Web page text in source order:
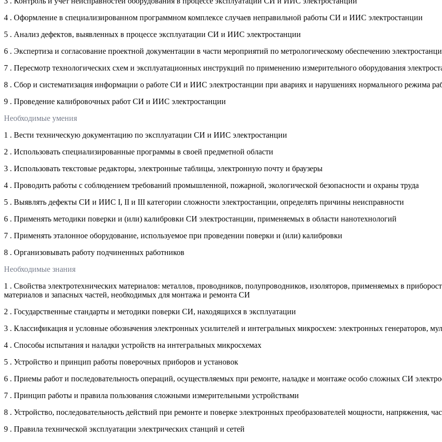
4 . Оформление в специализированном программном комплексе случаев неправильной работы СИ и ИИС электростанции
5 . Анализ дефектов, выявленных в процессе эксплуатации СИ и ИИС электростанции
6 . Экспертиза и согласование проектной документации в части мероприятий по метрологическому обеспечению
7 . Пересмотр технологических схем и эксплуатационных инструкций по применению измерительного оборудования
8 . Сбор и систематизация информации о работе СИ и ИИС электростанции при авариях и нарушениях нормального режима
9 . Проведение калибровочных работ СИ и ИИС электростанции
Необходимые умения
1 . Вести техническую документацию по эксплуатации СИ и ИИС электростанции
2 . Использовать специализированные программы в своей предметной области
3 . Использовать текстовые редакторы, электронные таблицы, электронную почту и браузеры
4 . Проводить работы с соблюдением требований промышленной, пожарной, экологической безопасности и охраны труда
5 . Выявлять дефекты СИ и ИИС I, II и III категории сложности электростанции, определять причины неисправности
6 . Применять методики поверки и (или) калибровки СИ электростанции, применяемых в области нанотехнологий
7 . Применять эталонное оборудование, используемое при проведении поверки и (или) калибровки
8 . Организовывать работу подчиненных работников
Необходимые знания
1 . Свойства электротехнических материалов: металлов, проводников, полупроводников, изоляторов, применяемых в
материалов и запасных частей, необходимых для монтажа и ремонта СИ
2 . Государственные стандарты и методики поверки СИ, находящихся в эксплуатации
3 . Классификация и условные обозначения электронных усилителей и интегральных микросхем: электронных генераторов,
4 . Способы испытания и наладки устройств на интегральных микросхемах
5 . Устройство и принцип работы поверочных приборов и установок
6 . Приемы работ и последовательность операций, осуществляемых при ремонте, наладке и монтаже особо сложных СИ
7 . Принцип работы и правила пользования сложными измерительными устройствами
8 . Устройство, последовательность действий при ремонте и поверке электронных преобразователей мощности, напряжения,
9 . Правила технической эксплуатации электрических станций и сетей